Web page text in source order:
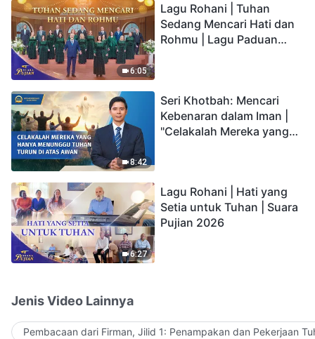
6:05
Lagu Rohani | Tuhan
Sedang Mencari Hati dan
Rohmu | Lagu Paduan
8:42
Seri Khotbah: Mencari
Kebenaran dalam Iman |
"Celakalah Mereka yang
6:27
Lagu Rohani | Hati yang
Setia untuk Tuhan | Suara
Pujian 2026
Jenis Video Lainnya
Pembacaan dari Firman, Jilid 1: Penampakan dan Pekerjaan